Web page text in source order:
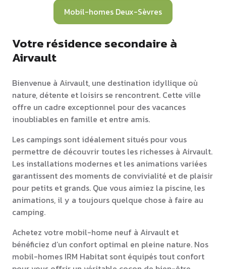
Mobil-homes Deux-Sèvres
Votre résidence secondaire à
Airvault
Bienvenue à Airvault, une destination idyllique où
nature, détente et loisirs se rencontrent. Cette ville
offre un cadre exceptionnel pour des vacances
inoubliables en famille et entre amis.
Les campings sont idéalement situés pour vous
permettre de découvrir toutes les richesses à Airvault.
Les installations modernes et les animations variées
garantissent des moments de convivialité et de plaisir
pour petits et grands. Que vous aimiez la piscine, les
animations, il y a toujours quelque chose à faire au
camping.
Achetez votre mobil-home neuf à Airvault et
bénéficiez d’un confort optimal en pleine nature. Nos
mobil-homes IRM Habitat sont équipés tout confort